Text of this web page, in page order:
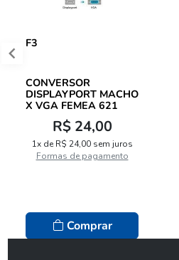
F3
CONVERSOR
DISPLAYPORT MACHO
X VGA FEMEA 621
R$ 24,00
1x de R$ 24,00 sem juros
Formas de pagamento
Comprar